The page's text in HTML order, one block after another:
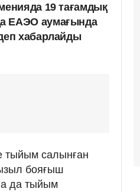
19 тағамдық
ЕАЭО аумағында
хабарлайды
тыйым салынған
бояғыш
да тыйым